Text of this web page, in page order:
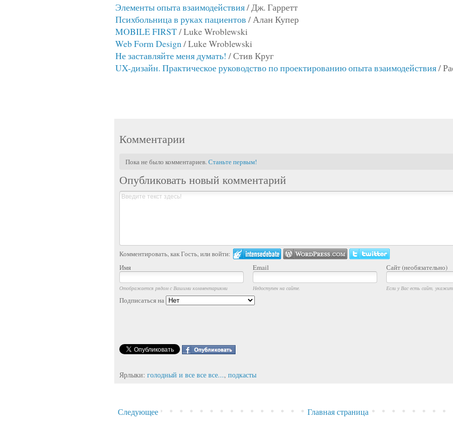
Элементы опыта взаимодействия/ Дж. Гарретт
Психбольница в руках пациентов / Алан Купер
MOBILE FIRST/ Luke Wroblewski
Web Form Design / Luke Wroblewski
Не заставляйте меня думать! / Стив Круг
UX-дизайн. Практическое руководство по проектированию опыта взаимодействия/
Комментарии
Пока не было комментариев.Станьте первым!
Опубликовать новый комментарий
Комментировать, как Гость, или войти:
Имя
Email Сайт (необязательно)
Отображается рядом с Вашими комментариями Недоступен на сайте. Если у Вас есть сайт,
Подписаться на
Ярлыки: голодный и все все все..., подкасты
Следующее Главная страница